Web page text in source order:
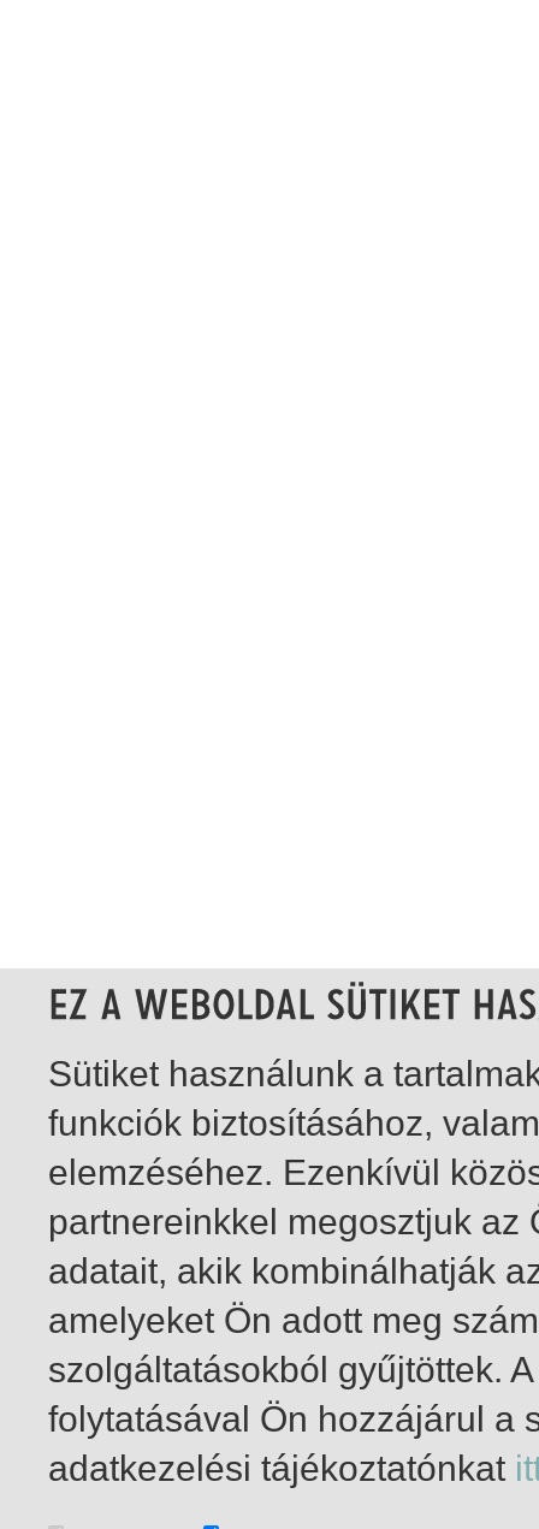
1-1 / insgesamt 1 Treffer
Sütiket használunk a
funkciók biztosításához,
elemzéséhez. Ezenkívül
partnereinkkel megosztjuk
adatait, akik kombinálhatják
amelyeket Ön adott meg
szolgáltatásokból gyűjtöttek.
folytatásával Ön hozzájárul a
adatkezelési tájékoztatónkat